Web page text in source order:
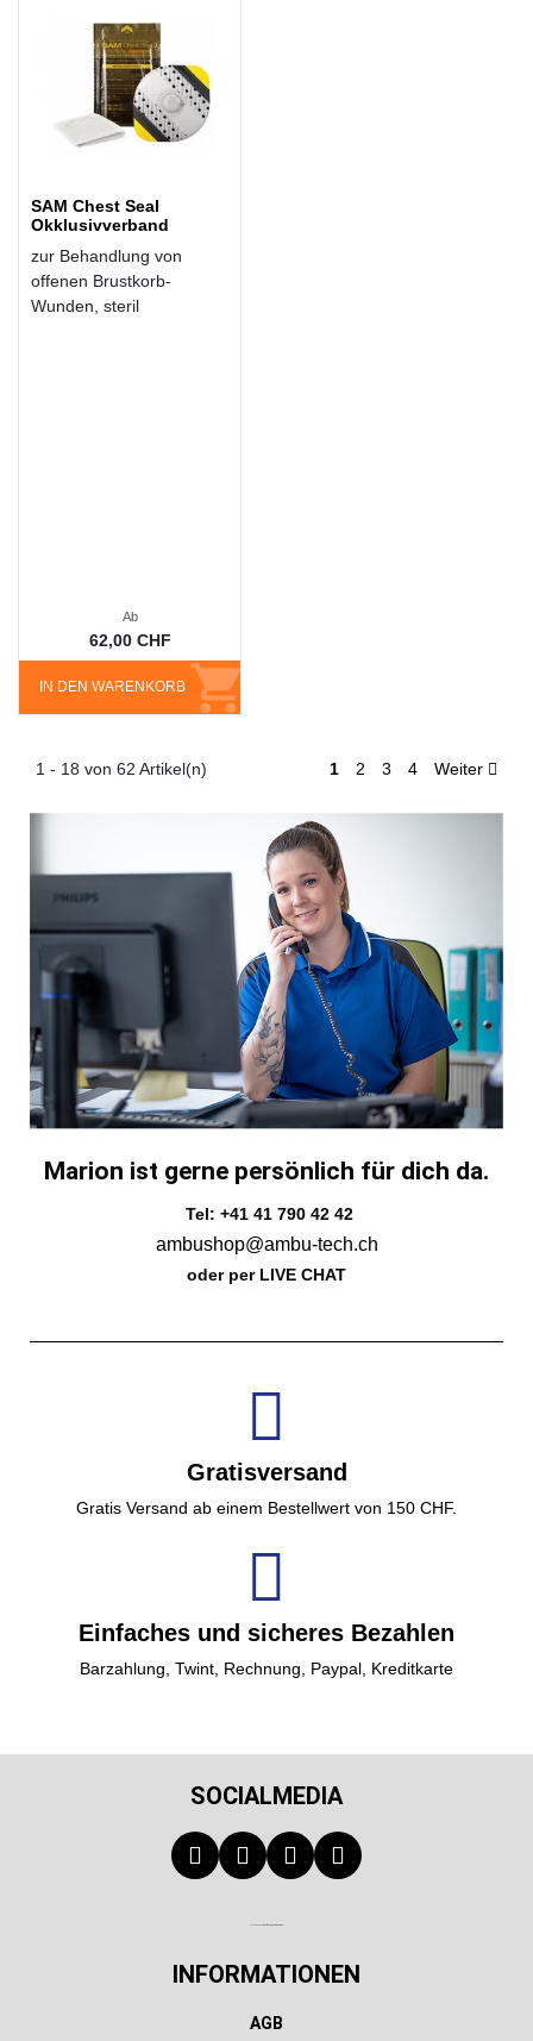
SAM Chest Seal
Okklusivverband
zur Behandlung von
offenen Brustkorb-
Wunden, steril
IN DEN WARENKORB
Ab
62,00 CHF
1 - 18 von 62 Artikel(n) 1 2 3 4 Weiter
Marion ist gerne persönlich für dich da.
Tel: +41 41 790 42 42
ambushop@ambu-tech.ch
oder per LIVE CHAT
Gratisversand
Gratis Versand ab einem Bestellwert von 150 CHF.
Einfaches und sicheres Bezahlen
Barzahlung, Twint, Rechnung, Paypal, Kreditkarte
SOCIALMEDIA
INFORMATIONEN
AGB